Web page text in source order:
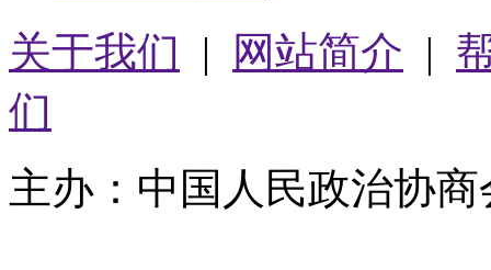
关于我们 | 网站简介 |
们
主办：中国人民政治协